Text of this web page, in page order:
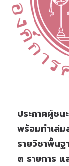
ประกาศผู้ชน
พร้อมทำเล่ม
รายวิชาพื้น
๓ รายการ แ